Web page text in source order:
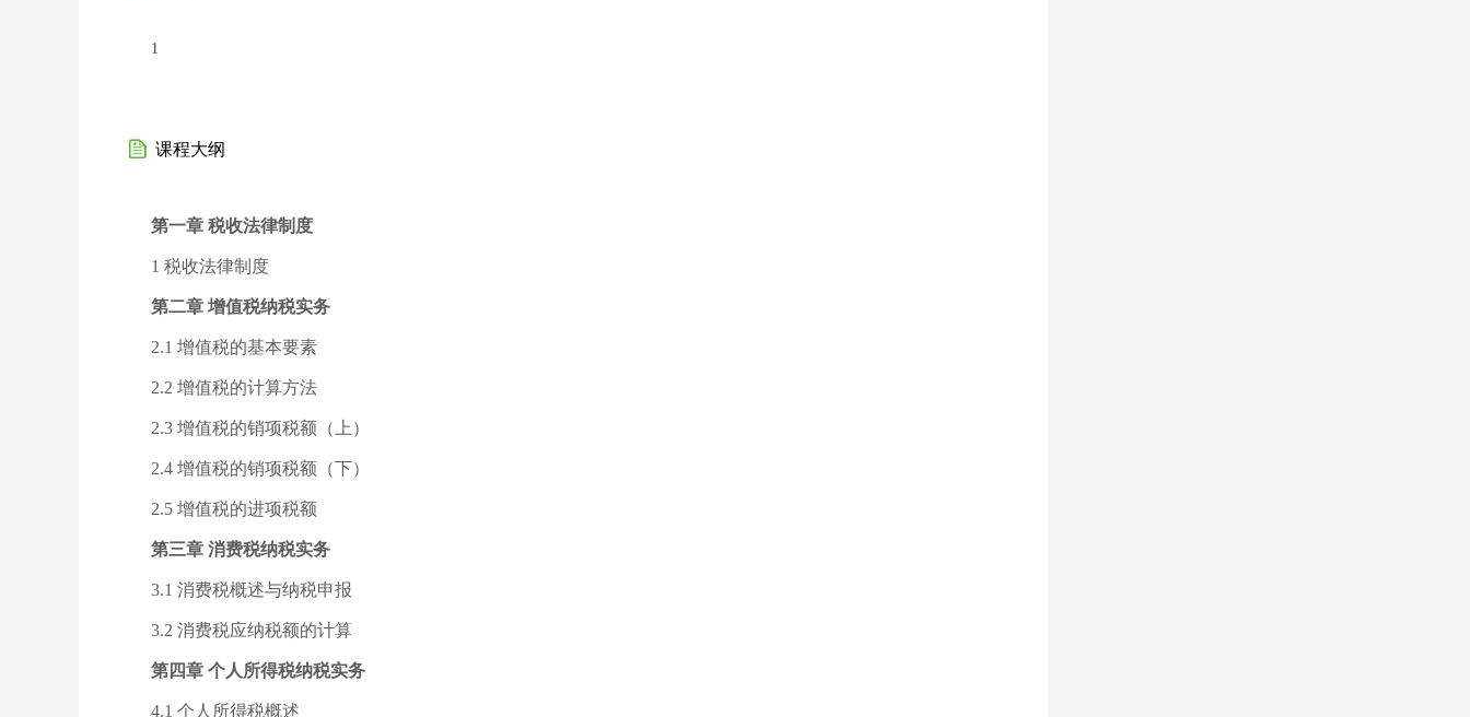
1
课程大纲
第一章 税收法律制度
1 税收法律制度
第二章 增值税纳税实务
2.1 增值税的基本要素
2.2 增值税的计算方法
2.3 增值税的销项税额（上）
2.4 增值税的销项税额（下）
2.5 增值税的进项税额
第三章 消费税纳税实务
3.1 消费税概述与纳税申报
3.2 消费税应纳税额的计算
第四章 个人所得税纳税实务
4.1 个人所得税概述